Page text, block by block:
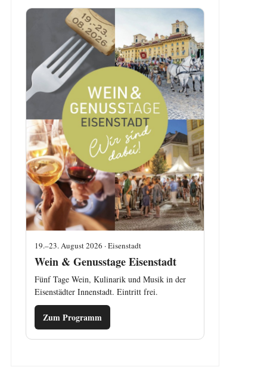
19.–23. August 2026 · Eisenstadt
Wein & Genusstage Eisenstadt
Fünf Tage Wein, Kulinarik und Musik in der
Eisenstädter Innenstadt. Eintritt frei.
Zum Programm